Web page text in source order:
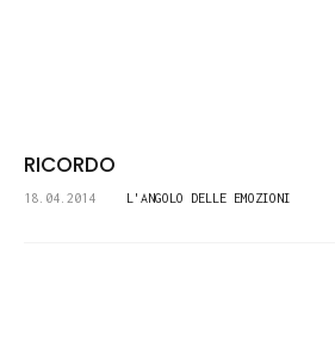
RICORDO
18.04.2014 L'ANGOLO DELLE EMOZIONI